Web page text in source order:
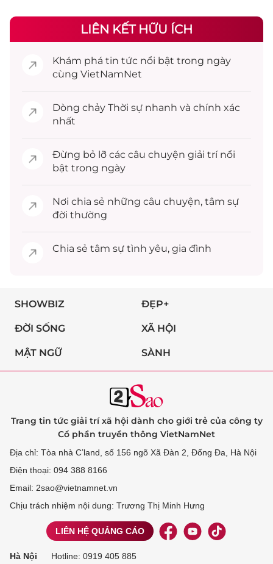
LIÊN KẾT HỮU ÍCH
Khám phá tin tức nổi bật trong ngày
cùng VietNamNet
Dòng chảy Thời sự nhanh và chính xác
nhất
Đừng bỏ lỡ các câu chuyện giải trínổi
bật trong ngày
Nơi chia sẻ những câu chuyện, tâm sự
đời thường
Chia sẻ tâm sự tình yêu, gia đình
SHOWBIZ ĐẸP+
ĐỜI SỐNG XÃ HỘI
MẬT NGỮ SÀNH
Trang tin tức giải trí xã hội dành cho giới trẻ của công ty
Cổ phần truyền thông VietNamNet
Địa chỉ: Tòa nhà C’land, số 156 ngõ Xã Đàn 2, Đống Đa, Hà Nội
Điện thoại: 094 388 8166
Email: 2sao@vietnamnet.vn
Chịu trách nhiệm nội dung: Trương Thị Minh Hưng
LIÊN HỆ QUẢNG CÁO
Hà Nội Hotline: 0919 405 885